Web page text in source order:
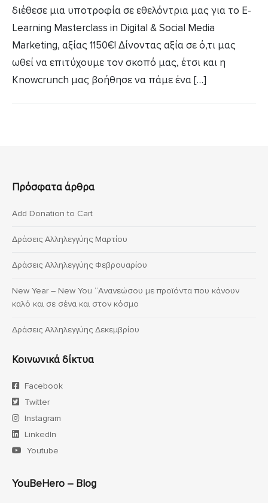
διέθεσε μια υποτροφία σε εθελόντρια μας για το E-
Learning Masterclass in Digital & Social Media
Marketing, αξίας 1150€! Δίνοντας αξία σε ό,τι μας
ωθεί να επιτύχουμε τον σκοπό μας, έτσι και η
Knowcrunch μας βοήθησε να πάμε ένα […]
Πρόσφατα άρθρα
Add Donation to Cart
Δράσεις Αλληλεγγύης Μαρτίου
Δράσεις Αλληλεγγύης Φεβρουαρίου
New Year – New You “Ανανεώσου με προϊόντα που κάνουν
καλό και σε σένα και στον κόσμο
Δράσεις Αλληλεγγύης Δεκεμβρίου
Κοινωνικά δίκτυα
Facebook
Twitter
Instagram
LinkedIn
Youtube
YouBeHero – Blog